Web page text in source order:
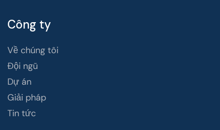
Công ty
Về chúng tôi
Đội ngũ
Dự án
Giải pháp
Tin tức